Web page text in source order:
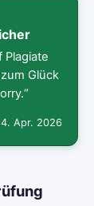
Plagiate
Glück
Apr. 2026